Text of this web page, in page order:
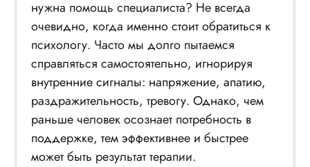
нужна помощь специалиста? Не всегда
очевидно, когда именно стоит обратиться к
психологу. Часто мы долго пытаемся
справляться самостоятельно, игнорируя
внутренние сигналы: напряжение, апатию,
раздражительность, тревогу. Однако, чем
раньше человек осознает потребность в
поддержке, тем эффективнее и быстрее
может быть результат терапии.